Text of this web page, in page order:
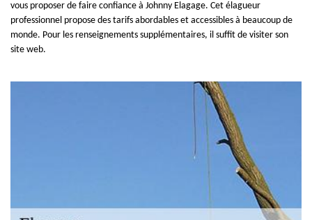
vous proposer de faire confiance à Johnny Elagage. Cet élagueur
professionnel propose des tarifs abordables et accessibles à beaucoup de
monde. Pour les renseignements supplémentaires, il suffit de visiter son
site web.